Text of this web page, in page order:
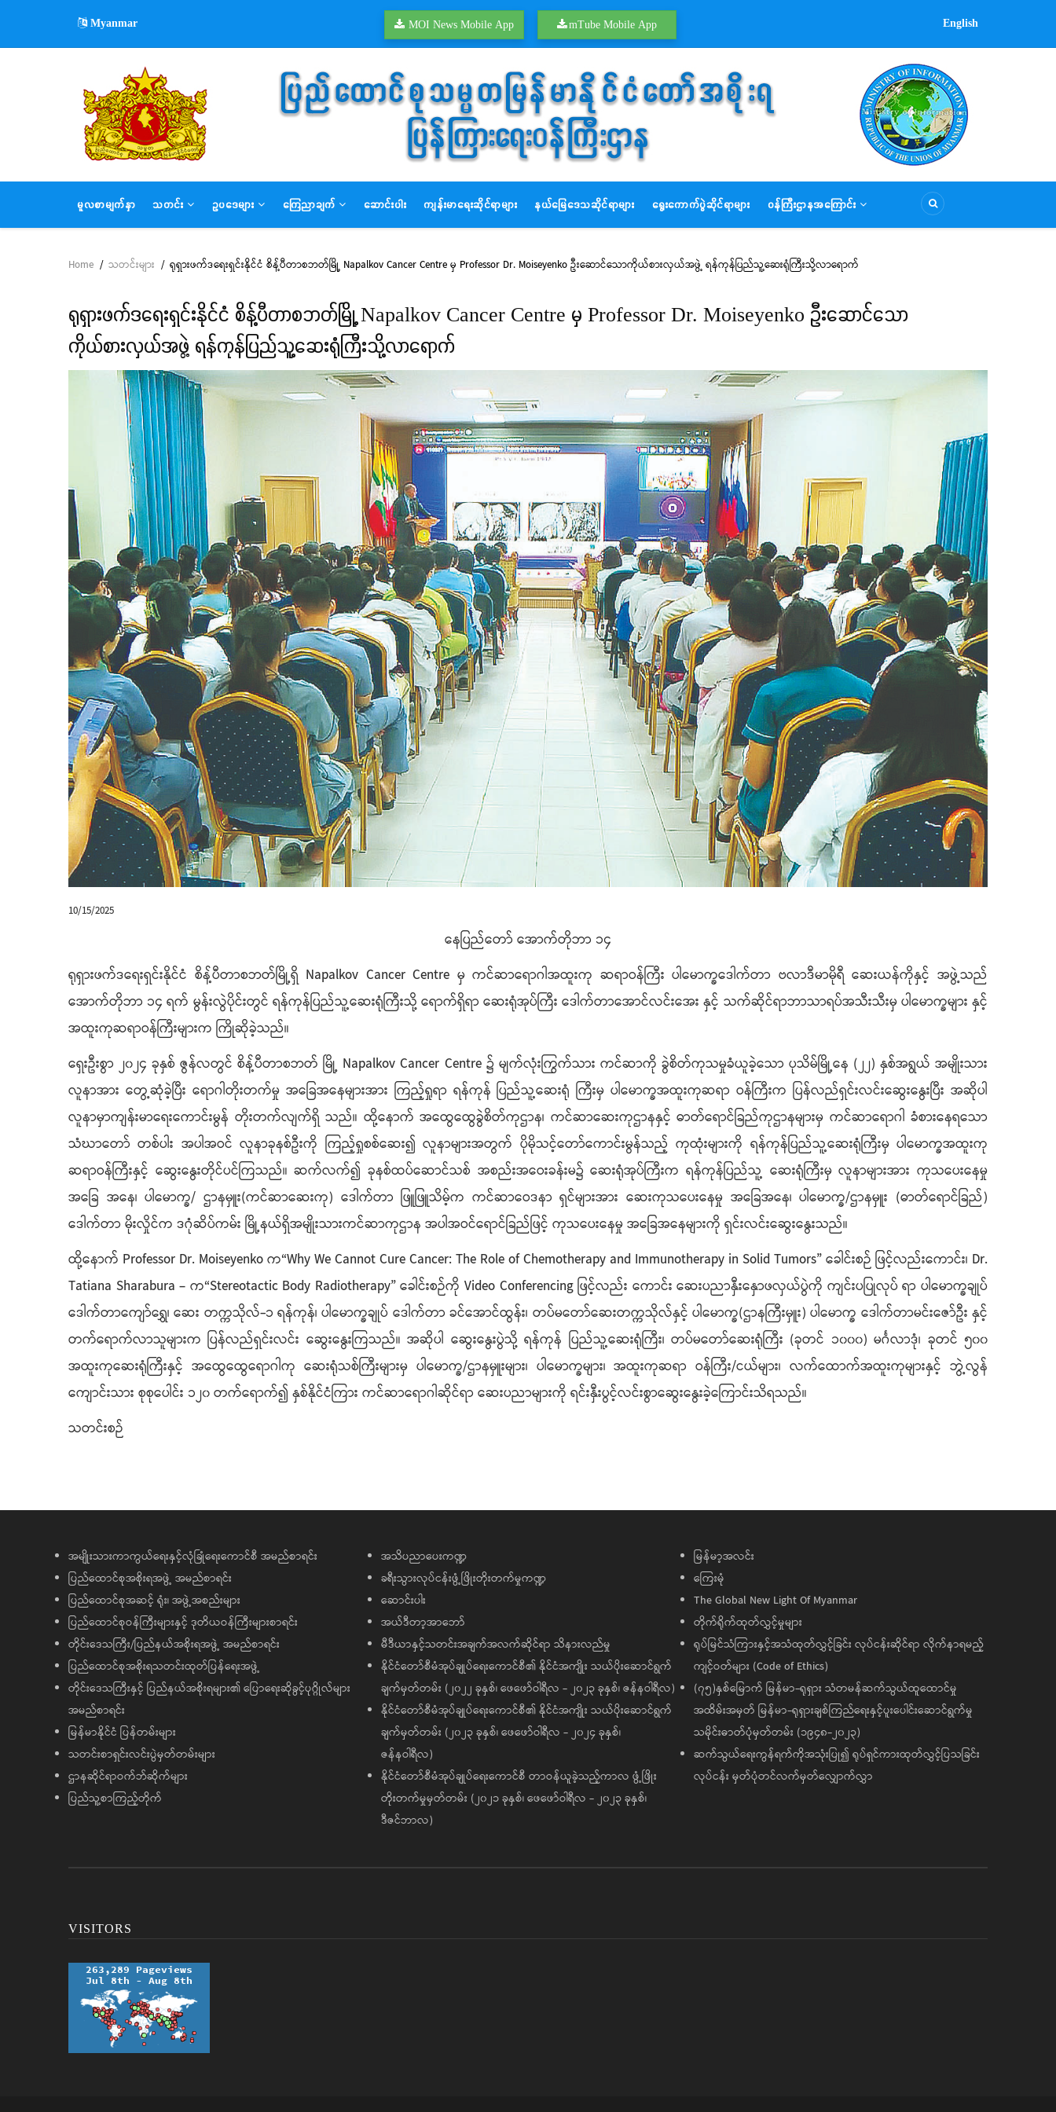
main
Myanmar MOI News Mobile App mTube Mobile App English
MAIN
NAVIGATION
မူလစာမျက်နှာ သတင်း ဥပဒေများ ကြေညာချက် ဆောင်းပါး ကျန်းမာရေးဆိုင်ရာများ နယ်မြေဒေသဆိုင်ရာများ ရွေးကောက်ပွဲဆိုင်ရာများ ဝန်ကြီးဌာနအကြောင်း
Breadcrumb
Home / သတင်းများ / ရုရှားဖက်ဒရေးရှင်းနိုင်ငံ စိန့်ပီတာစဘတ်မြို့ Napalkov Cancer Centre မှ Professor Dr. Moiseyenko ဦးဆောင်သောကိုယ်စားလှယ်အဖွဲ့ ရန်ကုန်ပြည်သူ့ဆေးရုံကြီးသို့လာရောက်
ရုရှားဖက်ဒရေးရှင်းနိုင်ငံ စိန့်ပီတာစဘတ်မြို့ Napalkov Cancer Centre မှ Professor Dr. Moiseyenko ဦးဆောင်သော
ကိုယ်စားလှယ်အဖွဲ့ ရန်ကုန်ပြည်သူ့ဆေးရုံကြီးသို့လာရောက်
10/15/2025
နေပြည်တော် အောက်တိုဘာ ၁၄
ရုရှားဖက်ဒရေးရှင်းနိုင်ငံ စိန့်ပီတာစဘတ်မြို့ရှိ Napalkov Cancer Centre မှ ကင်ဆာရောဂါအထူးကု ဆရာဝန်ကြီး ပါမောက္ခဒေါက်တာ ဗလာဒီမာမိုရီ ဆေးယန်ကိုနှင့် အဖွဲ့သည်
အောက်တိုဘာ ၁၄ ရက် မွန်းလွဲပိုင်းတွင် ရန်ကုန်ပြည်သူ့ဆေးရုံကြီးသို့ ရောက်ရှိရာ ဆေးရုံအုပ်ကြီး ဒေါက်တာအောင်လင်းအေး နှင့် သက်ဆိုင်ရာဘာသာရပ်အသီးသီးမှ ပါမောက္ခများ နှင့်
အထူးကုဆရာဝန်ကြီးများက ကြိုဆိုခဲ့သည်။
ရှေးဦးစွာ ၂၀၂၄ ခုနှစ် ဇွန်လတွင် စိန့်ပီတာစဘတ် မြို့ Napalkov Cancer Centre ၌ မျက်လုံးကြွက်သား ကင်ဆာကို ခွဲစိတ်ကုသမှုခံယူခဲ့သော ပုသိမ်မြို့နေ (၂၂) နှစ်အရွယ် အမျိုးသား
လူနာအား တွေ့ဆုံခဲ့ပြီး ရောဂါတိုးတက်မှု အခြေအနေများအား ကြည့်ရှုရာ ရန်ကုန် ပြည်သူ့ဆေးရုံ ကြီးမှ ပါမောက္ခအထူးကုဆရာ ဝန်ကြီးက ပြန်လည်ရှင်းလင်းဆွေးနွေးပြီး အဆိုပါ
လူနာမှာကျန်းမာရေးကောင်းမွန် တိုးတက်လျက်ရှိ သည်။ ထို့နောက် အထွေထွေခွဲစိတ်ကုဌာန၊ ကင်ဆာဆေးကုဌာနနှင့် ဓာတ်ရောင်ခြည်ကုဌာနများမှ ကင်ဆာရောဂါ ခံစားနေရသော
သံဃာတော် တစ်ပါး အပါအဝင် လူနာခုနစ်ဦးကို ကြည့်ရှုစစ်ဆေး၍ လူနာများအတွက် ပိုမိုသင့်တော်ကောင်းမွန်သည့် ကုထုံးများကို ရန်ကုန်ပြည်သူ့ဆေးရုံကြီးမှ ပါမောက္ခအထူးကု
ဆရာဝန်ကြီးနှင့် ဆွေးနွေးတိုင်ပင်ကြသည်။ ဆက်လက်၍ ခုနစ်ထပ်ဆောင်သစ် အစည်းအဝေးခန်းမ၌ ဆေးရုံအုပ်ကြီးက ရန်ကုန်ပြည်သူ့ ဆေးရုံကြီးမှ လူနာများအား ကုသပေးနေမှု
အခြေ အနေ၊ ပါမောက္ခ/ ဌာနမှူး(ကင်ဆာဆေးကု) ဒေါက်တာ ဖြူဖြူသိမ့်က ကင်ဆာဝေဒနာ ရှင်များအား ဆေးကုသပေးနေမှု အခြေအနေ၊ ပါမောက္ခ/ဌာနမှူး (ဓာတ်ရောင်ခြည်)
ဒေါက်တာ မိုးလှိုင်က ဒဂုံဆိပ်ကမ်း မြို့နယ်ရှိအမျိုးသားကင်ဆာကုဌာန အပါအဝင်ရောင်ခြည်ဖြင့် ကုသပေးနေမှု အခြေအနေများကို ရှင်းလင်းဆွေးနွေးသည်။
ထို့နောက် Professor Dr. Moiseyenko က“Why We Cannot Cure Cancer: The Role of Chemotherapy and Immunotherapy in Solid Tumors” ခေါင်းစဉ် ဖြင့်လည်းကောင်း၊ Dr.
Tatiana Sharabura – က“Stereotactic Body Radiotherapy” ခေါင်းစဉ်ကို Video Conferencing ဖြင့်လည်း ကောင်း ဆေးပညာနှီးနှောဖလှယ်ပွဲကို ကျင်းပပြုလုပ် ရာ ပါမောက္ခချုပ်
ဒေါက်တာကျော်ရွှေ၊ ဆေး တက္ကသိုလ်-၁ ရန်ကုန်၊ ပါမောက္ခချုပ် ဒေါက်တာ ခင်အောင်ထွန်း၊ တပ်မတော်ဆေးတက္ကသိုလ်နှင့် ပါမောက္ခ(ဌာနကြီးမှူး) ပါမောက္ခ ဒေါက်တာမင်းဇော်ဦး နှင့်
တက်ရောက်လာသူများက ပြန်လည်ရှင်းလင်း ဆွေးနွေးကြသည်။ အဆိုပါ ဆွေးနွေးပွဲသို့ ရန်ကုန် ပြည်သူ့ဆေးရုံကြီး၊ တပ်မတော်ဆေးရုံကြီး (ခုတင် ၁၀၀၀) မင်္ဂလာဒုံ၊ ခုတင် ၅၀၀
အထူးကုဆေးရုံကြီးနှင့် အထွေထွေရောဂါကု ဆေးရုံသစ်ကြီးများမှ ပါမောက္ခ/ဌာနမှူးများ၊ ပါမောက္ခများ၊ အထူးကုဆရာ ဝန်ကြီး/ငယ်များ၊ လက်ထောက်အထူးကုများနှင့် ဘွဲ့လွန်
ကျောင်းသား စုစုပေါင်း ၁၂၀ တက်ရောက်၍ နှစ်နိုင်ငံကြား ကင်ဆာရောဂါဆိုင်ရာ ဆေးပညာများကို ရင်းနှီးပွင့်လင်းစွာဆွေးနွေးခဲ့ကြောင်းသိရသည်။
သတင်းစဉ်
အမျိုးသားကာကွယ်ရေးနှင့်လုံခြုံရေးကောင်စီ အမည်စာရင်း
ပြည်ထောင်စုအစိုးရအဖွဲ့ အမည်စာရင်း
ပြည်ထောင်စုအဆင့် ရုံး၊ အဖွဲ့အစည်းများ
ပြည်ထောင်စုဝန်ကြီးများနှင့် ဒုတိယဝန်ကြီးများစာရင်း
တိုင်းဒေသကြီး/ပြည်နယ်အစိုးရအဖွဲ့ အမည်စာရင်း
ပြည်ထောင်စုအစိုးရသတင်းထုတ်ပြန်ရေးအဖွဲ့
တိုင်းဒေသကြီးနှင့် ပြည်နယ်အစိုးရများ၏ ပြောရေးဆိုခွင့်ပုဂ္ဂိုလ်များ
အမည်စာရင်း
မြန်မာနိုင်ငံ ပြန်တမ်းများ
သတင်းစာရှင်းလင်းပွဲမှတ်တမ်းများ
ဌာနဆိုင်ရာဝက်ဘ်ဆိုက်များ
ပြည်သူ့စာကြည့်တိုက်
အသိပညာပေးကဏ္ဍ
ခရီးသွားလုပ်ငန်းဖွံ့ဖြိုးတိုးတက်မှုကဏ္ဍ
ဆောင်းပါး
အယ်ဒီတာ့အာဘော်
မီဒီယာနှင့်သတင်းအချက်အလက်ဆိုင်ရာ သိနားလည်မှု
နိုင်ငံတော်စီမံအုပ်ချုပ်ရေးကောင်စီ၏ နိုင်ငံအကျိုး သယ်ပိုးဆောင်ရွက်
ချက်မှတ်တမ်း (၂၀၂၂ ခုနှစ်၊ ဖေဖော်ဝါရီလ - ၂၀၂၃ ခုနှစ်၊ ဇန်နဝါရီလ)
နိုင်ငံတော်စီမံအုပ်ချုပ်ရေးကောင်စီ၏ နိုင်ငံအကျိုး သယ်ပိုးဆောင်ရွက်
ချက်မှတ်တမ်း (၂၀၂၃ ခုနှစ်၊ ဖေဖော်ဝါရီလ - ၂၀၂၄ ခုနှစ်၊
ဇန်နဝါရီလ)
နိုင်ငံတော်စီမံအုပ်ချုပ်ရေးကောင်စီ တာဝန်ယူခဲ့သည့်ကာလ ဖွံ့ဖြိုး
တိုးတက်မှုမှတ်တမ်း (၂၀၂၁ ခုနှစ်၊ ဖေဖော်ဝါရီလ - ၂၀၂၃ ခုနှစ်၊
ဒီဇင်ဘာလ)
မြန်မာ့အလင်း
ကြေးမုံ
The Global New Light Of Myanmar
တိုက်ရိုက်ထုတ်လွှင့်မှုများ
ရုပ်မြင်သံကြားနှင့်အသံထုတ်လွှင့်ခြင်း လုပ်ငန်းဆိုင်ရာ လိုက်နာရမည့်
ကျင့်ဝတ်များ (Code of Ethics)
(၇၅)နှစ်မြောက် မြန်မာ-ရုရှား သံတမန်ဆက်သွယ်ထူထောင်မှု
အထိမ်းအမှတ် မြန်မာ-ရုရှားချစ်ကြည်ရေးနှင့်ပူးပေါင်းဆောင်ရွက်မှု
သမိုင်းဓာတ်ပုံမှတ်တမ်း (၁၉၄၈-၂၀၂၃)
ဆက်သွယ်ရေးကွန်ရက်ကိုအသုံးပြု၍ ရုပ်ရှင်ကားထုတ်လွှင့်ပြသခြင်း
လုပ်ငန်း မှတ်ပုံတင်လက်မှတ်လျှောက်လွှာ
VISITORS